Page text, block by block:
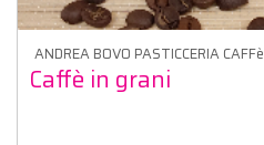
ANDREA BOVO PASTICCERIA CAFFè
Caffè in grani